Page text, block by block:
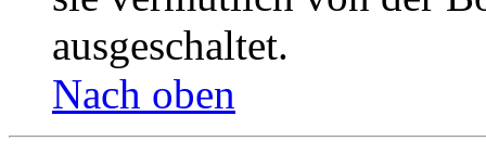
ausgeschaltet.
Nach oben